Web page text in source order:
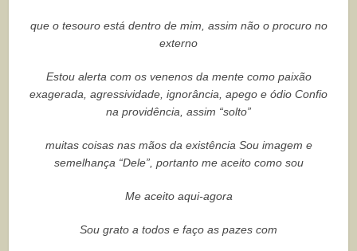
que o tesouro está dentro de mim, assim não o procuro no
externo
Estou alerta com os venenos da mente como paixão
exagerada, agressividade, ignorância, apego e ódio Confio
na providência, assim “solto”
muitas coisas nas mãos da existência Sou imagem e
semelhança “Dele”, portanto me aceito como sou
Me aceito aqui-agora
Sou grato a todos e faço as pazes com